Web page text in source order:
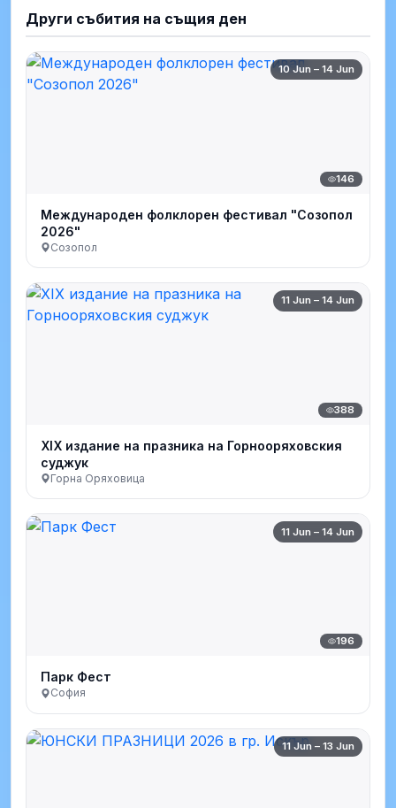
Други събития на същия ден
10 Jun – 14 Jun
146
Международен фолклорен фестивал "Созопол
2026"
Созопол
11 Jun – 14 Jun
388
XIX издание на празника на Горнооряховския
суджук
Горна Оряховица
11 Jun – 14 Jun
196
Парк Фест
София
11 Jun – 13 Jun